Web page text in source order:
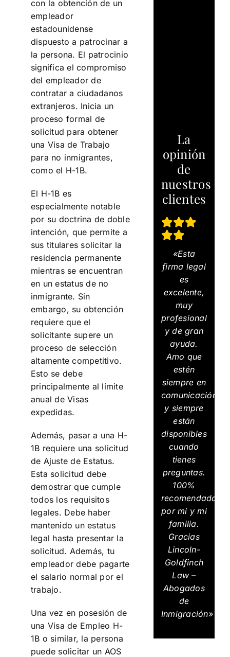
con la obtención de un
empleador
estadounidense
dispuesto a patrocinar a
la persona. El patrocinio
significa el compromiso
del empleador de
contratar a ciudadanos
extranjeros. Inicia un
proceso formal de
solicitud para obtener
una Visa de Trabajo
para no inmigrantes,
como el H-1B.
El H-1B es
especialmente notable
por su doctrina de doble
intención, que permite a
sus titulares solicitar la
residencia permanente
mientras se encuentran
en un estatus de no
inmigrante. Sin
embargo, su obtención
requiere que el
solicitante supere un
proceso de selección
altamente competitivo.
Esto se debe
principalmente al límite
anual de Visas
expedidas.
Además, pasar a una H-
1B requiere una solicitud
de Ajuste de Estatus.
Esta solicitud debe
demostrar que cumple
todos los requisitos
legales. Debe haber
mantenido un estatus
legal hasta presentar la
solicitud. Además, tu
empleador debe pagarte
el salario normal por el
trabajo.
Una vez en posesión de
una Visa de Empleo H-
1B o similar, la persona
puede solicitar un AOS
La
opinión
de
nuestros
clientes
«Esta
firma legal
es
excelente,
muy
profesional
y de gran
ayuda.
Amo que
estén
siempre en
comunicación
y siempre
están
disponibles
cuando
tienes
preguntas.
100%
recomendados
por mí y mi
familia.
Gracias
Lincoln-
Goldfinch
Law –
Abogados
de
Inmigración»